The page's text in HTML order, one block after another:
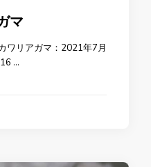
マ
ワリアガマ：2021年7月
…